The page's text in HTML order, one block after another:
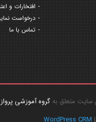
افتخارات و
درخواست
تماس با ما
گروه آموزشی پرواز
WordPress CRM